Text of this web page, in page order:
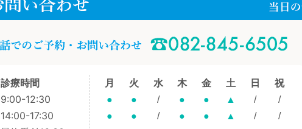
診療時間
9:00-12:30
14:00-17:30
月
●
●
火
●
●
水
/
/
木
●
●
金
●
●
土
▲
▲
日
/
/
祝
/
/